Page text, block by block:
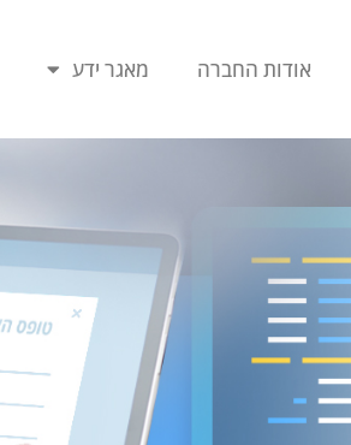
אודות החברה מאגר ידע